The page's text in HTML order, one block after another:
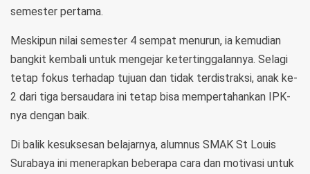
semester pertama.
Meskipun nilai semester 4 sempat menurun, ia kemudian
bangkit kembali untuk mengejar ketertinggalannya. Selagi
tetap fokus terhadap tujuan dan tidak terdistraksi, anak ke-
2 dari tiga bersaudara ini tetap bisa mempertahankan IPK-
nya dengan baik.
Di balik kesuksesan belajarnya, alumnus SMAK St Louis
Surabaya ini menerapkan beberapa cara dan motivasi untuk